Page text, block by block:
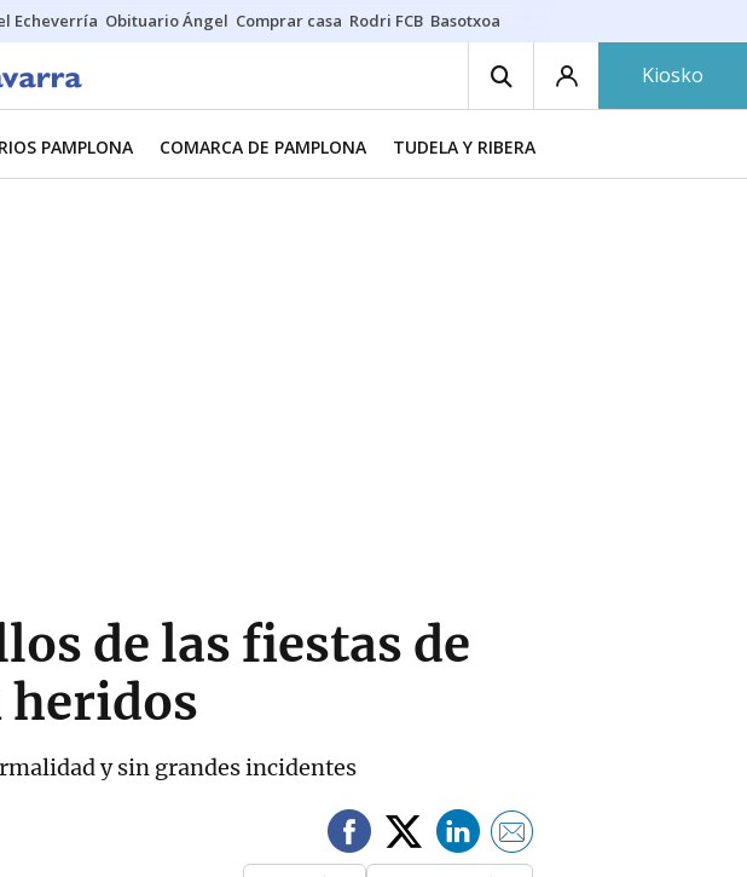
Echeverría Obituario Ángel Comprar casa Rodri FCB Basotxoa
Kiosko
PAMPLONA COMARCA DE PAMPLONA TUDELA Y RIBERA
de las fiestas de
y sin grandes incidentes